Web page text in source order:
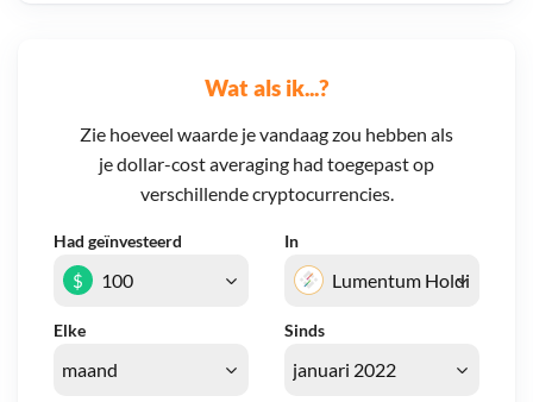
Wat als ik...?
Zie hoeveel waarde je vandaag zou hebben als
je dollar-cost averaging had toegepast op
verschillende cryptocurrencies.
Had geïnvesteerd In
Elke Sinds
$